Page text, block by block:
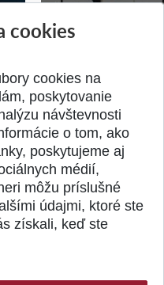
Študentský tím z
jediný zastupoval
VRCH
cookies
cookies na
poskytovanie
návštevnosti
o tom, ako
poskytujeme aj
médií,
môžu príslušné
údajmi, ktoré ste
získali, keď ste